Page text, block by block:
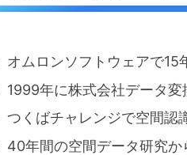
オムロンソフトウェアで15
1999年に株式会社データ
つくばチャレンジで空間認
40年間の空間データ研究